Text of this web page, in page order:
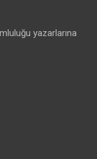
yazarlarına